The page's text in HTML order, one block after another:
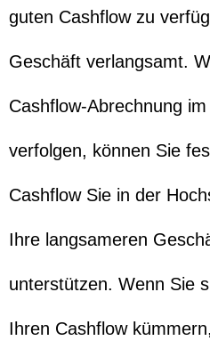
guten Cashflow zu
Geschäft verlangsamt.
Cashflow-Abrechnung
verfolgen, können Sie
Cashflow Sie in der
Ihre langsameren
unterstützen. Wenn Sie
Ihren Cashflow